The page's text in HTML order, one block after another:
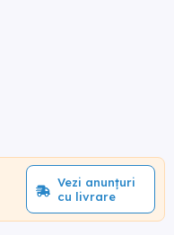
Vezi anunțuri
cu livrare